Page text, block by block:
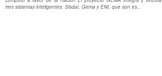
tres sistemas inteligentes: Sisdai, Gema y ENI, que son es...